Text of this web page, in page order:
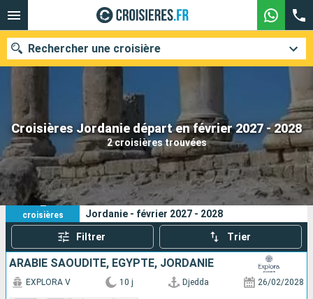
Croisières Jordanie départ en février 2027 - 2028
2 croisières trouvées
Rechercher une croisière
Nos destinations
Mois de départ
Ports Compagnies
Rechercher
2
croisières
Vos critères de recherche :
Jordanie - février 2027 - 2028
Filtrer Trier
ARABIE SAOUDITE, EGYPTE, JORDANIE
EXPLORA V 10 j Djedda 26/02/2028